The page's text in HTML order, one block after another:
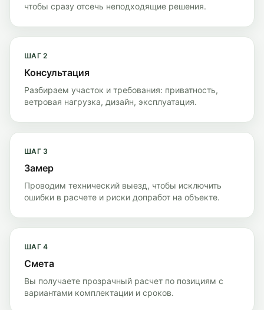
чтобы сразу отсечь неподходящие решения.
ШАГ2
Консультация
Разбираем участок и требования: приватность,
ветровая нагрузка, дизайн, эксплуатация.
ШАГ 3
Замер
Проводим технический выезд, чтобы исключить
ошибки в расчете и риски допработ на объекте.
ШАГ4
Смета
Вы получаете прозрачный расчет по позициям с
вариантами комплектации и сроков.